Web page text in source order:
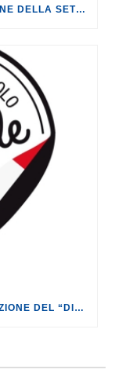
23-27 OTTOBRE: OTTAVA EDIZIONE DELLA SETTIMANA ANTICONTRAFFAZIONE
IO SONO ORIGINALE. PRIMA EDIZIONE DEL “DIARIO DELLA CREATIVITÀ”.